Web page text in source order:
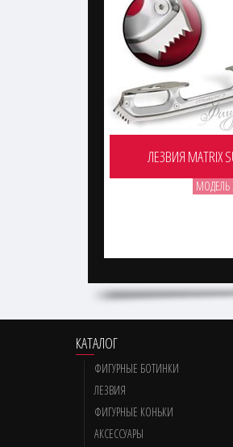
ЛЕЗВИЯ MATRIX
МОДЕЛЬ
КАТАЛОГ
ФИГУРНЫЕ БОТИНКИ
ЛЕЗВИЯ
ФИГУРНЫЕ КОНЬКИ
АКСЕССУАРЫ